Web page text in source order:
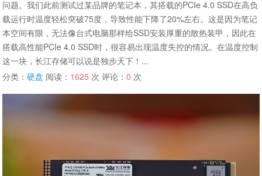
问题。我们此前测试过某品牌的笔记本，其搭载的PCIe 4.0 SSD在高负
载运行时温度轻松突破75度，导致性能下降了20%左右。这是因为笔记
本空间有限，无法像台式电脑那样给SSD安装厚重的散热装甲，因此在
搭载高性能PCIe 4.0 SSD时，很容易出现温度失控的情况。在温度控制
这一块，长江存储可以说是独步天下！...
分类：硬盘 阅读： 1625 次 评论：0 次